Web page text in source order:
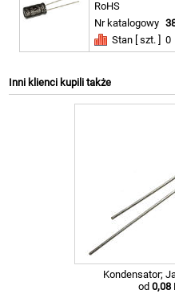
RoHS
Nr katalogowy
Stan [ szt. ]
0
Inni klienci kupili także
Kondensator;
od 0,08